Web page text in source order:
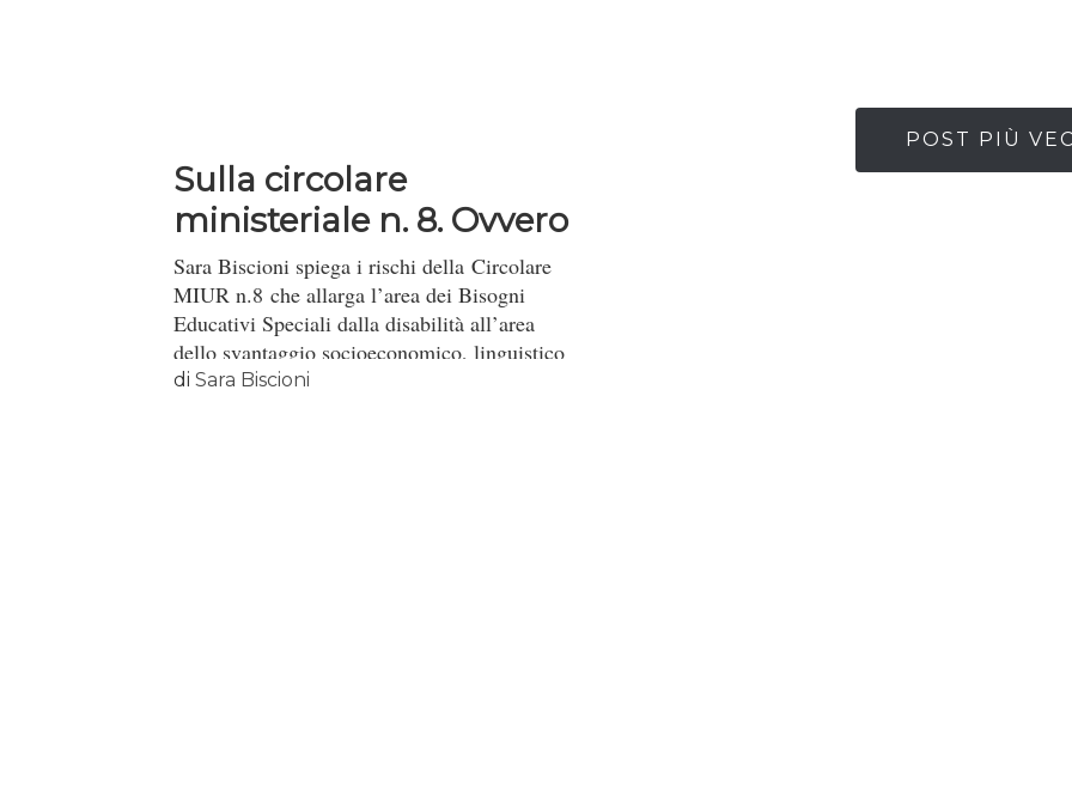
Sulla circolare
ministeriale n. 8. Ovvero
“Biso...
Sara Biscioni spiega i rischi della Circolare
MIUR n.8 che allarga l’area dei Bisogni
Educativi Speciali dalla disabilità all’area
dello svantaggio socioeconomico, linguistico
e culturale.
di Sara Biscioni
POST PIÙ